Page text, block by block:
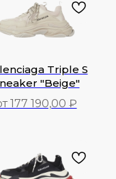
Triple S
"Beige"
177 190,00 ₽